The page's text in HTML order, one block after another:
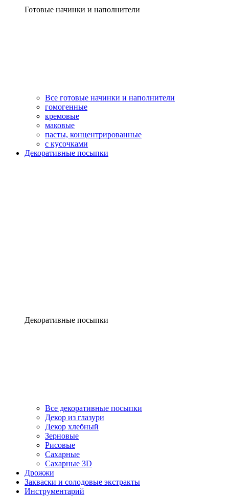
Готовые начинки и наполнители
Все готовые начинки и наполнители
гомогенные
кремовые
маковые
пасты, концентрированные
с кусочками
Декоративные посыпки
Декоративные посыпки
Все декоративные посыпки
Декор из глазури
Декор хлебный
Зерновые
Рисовые
Сахарные
Сахарные 3D
Дрожжи
Закваски и солодовые экстракты
Инструментарий